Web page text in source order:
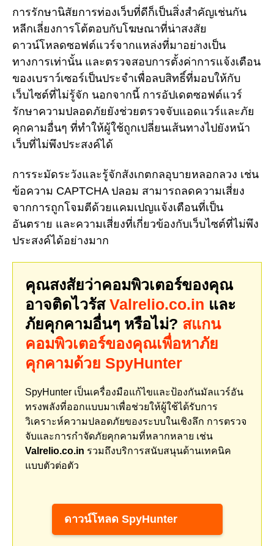
การรักษานิสัยการท่องเว็บที่ดีก็เป็นสิ่งสำคัญเช่นกัน
หลีกเลี่ยงการโต้ตอบกับโฆษณาที่น่าสงสัย
ดาวน์โหลดซอฟต์แวร์จากแหล่งที่มาอย่างเป็น
ทางการเท่านั้น และตรวจสอบการตั้งค่าการแจ้งเตือน
ของเบราว์เซอร์เป็นประจำเพื่อลบสิทธิ์ที่มอบให้กับ
เว็บไซต์ที่ไม่รู้จัก นอกจากนี้ การอัปเดตซอฟต์แวร์
รักษาความปลอดภัยยังช่วยตรวจจับแอดแวร์และภัย
คุกคามอื่นๆ ที่ทำให้ผู้ใช้ถูกเปลี่ยนเส้นทางไปยังหน้า
เว็บที่ไม่พึงประสงค์ได้
การระมัดระวังและรู้จักสังเกตกลอุบายหลอกลวง เช่น
ข้อความ CAPTCHA ปลอม สามารถลดความเสี่ยง
จากการถูกโจมตีด้วยแคมเปญแจ้งเตือนที่เป็น
อันตราย และความเสี่ยงที่เกี่ยวข้องกับเว็บไซต์ที่ไม่พึง
ประสงค์ได้อย่างมาก
คุณสงสัยว่าคอมพิวเตอร์ของคุณ
อาจติดไวรัส Valrelio.co.in และ
ภัยคุกคามอื่นๆ หรือไม่? สแกน
คอมพิวเตอร์ของคุณเพื่อหาภัย
คุกคามด้วย SpyHunter
SpyHunter เป็นเครื่องมือแก้ไขและป้องกันมัลแวร์อัน
ทรงพลังที่ออกแบบมาเพื่อช่วยให้ผู้ใช้ได้รับการ
วิเคราะห์ความปลอดภัยของระบบในเชิงลึก การตรวจ
จับและการกำจัดภัยคุกคามที่หลากหลาย เช่น
Valrelio.co.in รวมถึงบริการสนับสนุนด้านเทคนิค
แบบตัวต่อตัว
ดาวน์โหลด SpyHunter